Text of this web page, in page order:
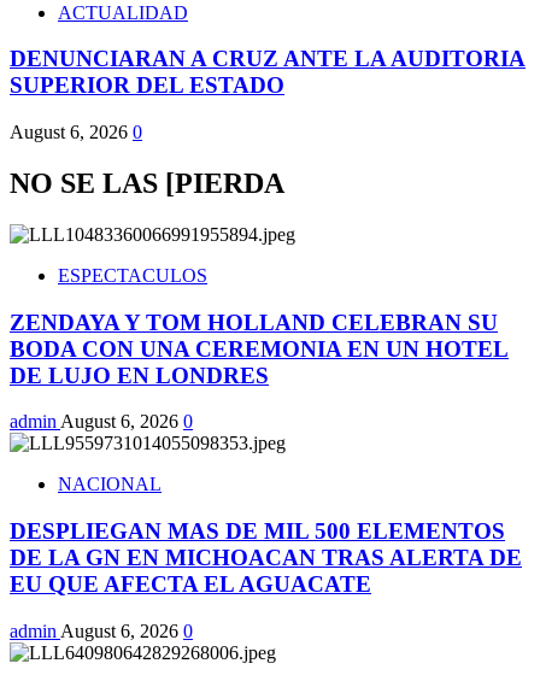
ACTUALIDAD
DENUNCIARAN A CRUZ ANTE LA AUDITORIA
SUPERIOR DEL ESTADO
August 6, 2026 0
NO SE LAS [PIERDA
ESPECTACULOS
ZENDAYA Y TOM HOLLAND CELEBRAN SU
BODA CON UNA CEREMONIA EN UN HOTEL
DE LUJO EN LONDRES
admin August 6, 2026 0
NACIONAL
DESPLIEGAN MAS DE MIL 500 ELEMENTOS
DE LA GN EN MICHOACAN TRAS ALERTA DE
EU QUE AFECTA EL AGUACATE
admin August 6, 2026 0